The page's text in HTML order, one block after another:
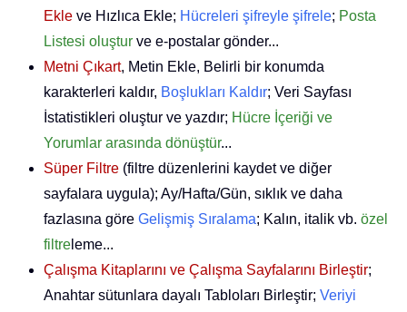
Ekle ve Hızlıca Ekle; Hücreleri şifreyle şifrele; Posta
Listesi oluştur ve e-postalar gönder...
Metni Çıkart, Metin Ekle, Belirli bir konumda
karakterleri kaldır, Boşlukları Kaldır; Veri Sayfası
İstatistikleri oluştur ve yazdır; Hücre İçeriği ve
Yorumlar arasında dönüştür...
Süper Filtre (filtre düzenlerini kaydet ve diğer
sayfalara uygula); Ay/Hafta/Gün, sıklık ve daha
fazlasına göre Gelişmiş Sıralama; Kalın, italik vb. özel
filtre leme...
Çalışma Kitaplarını ve Çalışma Sayfalarını Birleştir;
Anahtar sütunlara dayalı Tabloları Birleştir; Veriyi